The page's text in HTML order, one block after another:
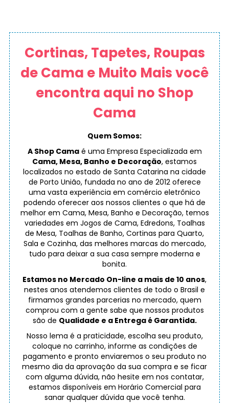
Cortinas, Tapetes, Roupas
de Cama e Muito Mais você
encontra aqui no Shop
Cama
Quem Somos:
A Shop Camaé uma Empresa Especializada em
Cama, Mesa, Banho e Decoração, estamos
localizados no estado de Santa Catarina na cidade
de Porto União, fundada no ano de 2012 oferece
uma vasta experiência em comércio eletrônico
podendo oferecer aos nossos clientes o que há de
melhor em Cama, Mesa, Banho e Decoração, temos
variedades em Jogos de Cama, Edredons, Toalhas
de Mesa, Toalhas de Banho, Cortinas para Quarto,
Sala e Cozinha, das melhores marcas do mercado,
tudo para deixar a sua casa sempre moderna e
bonita.
Estamos no Mercado On-line a mais de 10 anos,
nestes anos atendemos clientes de todo o Brasil e
firmamos grandes parcerias no mercado, quem
comprou com a gente sabe que nossos produtos
são de Qualidade e a Entrega é Garantida.
Nosso lema é a praticidade, escolha seu produto,
coloque no carrinho, informe as condições de
pagamento e pronto enviaremos o seu produto no
mesmo dia da aprovação da sua compra e se ficar
com alguma dúvida, não hesite em nos contatar,
estamos disponíveis em Horário Comercial para
sanar qualquer dúvida que você tenha.